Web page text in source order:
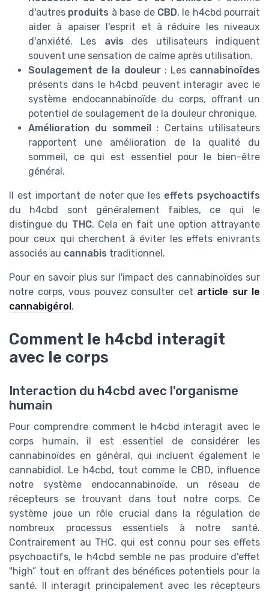
d'autres produits à base de CBD, le h4cbd pourrait
aider à apaiser l'esprit et à réduire les niveaux
d'anxiété. Les avis des utilisateurs indiquent
souvent une sensation de calme après utilisation.
Soulagement de la douleur: Les cannabinoïdes
présents dans le h4cbd peuvent interagir avec le
système endocannabinoïde du corps, offrant un
potentiel de soulagement de la douleur chronique.
Amélioration du sommeil
: Certains utilisateurs
rapportent une amélioration de la qualité du
sommeil, ce qui est essentiel pour le bien-être
général.
Il est important de noter que les effets psychoactifs
du h4cbd sont généralement faibles, ce qui le
distingue du THC. Cela en fait une option attrayante
pour ceux qui cherchent à éviter les effets enivrants
associés au cannabis traditionnel.
Pour en savoir plus sur l'impact des cannabinoïdes sur
notre corps, vous pouvez consulter cet article sur le
cannabigérol .
Comment le h4cbd interagit
avec le corps
Interaction du h4cbd avec l'organisme
humain
Pour comprendre comment le h4cbd interagit avec le
corps humain, il est essentiel de considérer les
cannabinoïdes en général, qui incluent également le
cannabidiol. Le h4cbd, tout comme le CBD, influence
notre système endocannabinoïde, un réseau de
récepteurs se trouvant dans tout notre corps. Ce
système joue un rôle crucial dans la régulation de
nombreux processus essentiels à notre santé.
Contrairement au THC, qui est connu pour ses effets
psychoactifs, le h4cbd semble ne pas produire d'effet
"high” tout en offrant des bénéfices potentiels pour la
santé. Il interagit principalement avec les récepteurs